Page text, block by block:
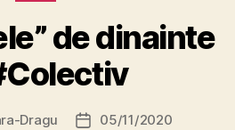
de dinainte
Dragu
Post05/11/2020